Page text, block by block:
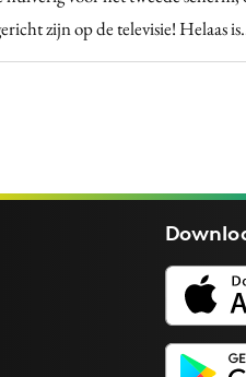
zijn op de televisie! Helaas